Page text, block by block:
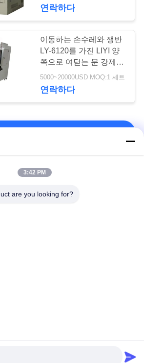
연락하다
이동하는 손수레와 쟁반
LY-6120를 가진 LIYI 양
쪽으로 여닫는 문 강제 통
풍 건조용 오븐
5000~20000USD MOQ:1 세트
연락하다
3:42 PM
are you looking for?